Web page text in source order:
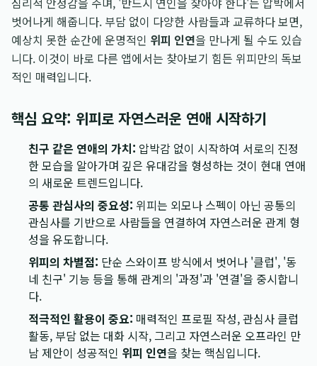
벗어나게 해줍니다. 부담 없이 다양한 사람들과 교류하다 보면,
예상치 못한 순간에 운명적인 위피 인연을 만나게 될 수도 있습
니다. 이것이 바로 다른 앱에서는 찾아보기 힘든 위피만의 독보
적인 매력입니다.
핵심 요약: 위피로 자연스러운 연애 시작하기
친구 같은 연애의 가치: 압박감 없이 시작하여 서로의 진정
한 모습을 알아가며 깊은 유대감을 형성하는 것이 현대 연애
의 새로운 트렌드입니다.
공통 관심사의 중요성: 위피는 외모나 스펙이 아닌 공통의
관심사를 기반으로 사람들을 연결하여 자연스러운 관계 형
성을 유도합니다.
위피의 차별점: 단순 스와이프 방식에서 벗어나 '클럽', '동
네 친구' 기능 등을 통해 관계의 '과정'과 '연결'을 중시합니
다.
적극적인 활용이 중요: 매력적인 프로필 작성, 관심사 클럽
활동, 부담 없는 대화 시작, 그리고 자연스러운 오프라인 만
남 제안이 성공적인 위피 인연을 찾는 핵심입니다.